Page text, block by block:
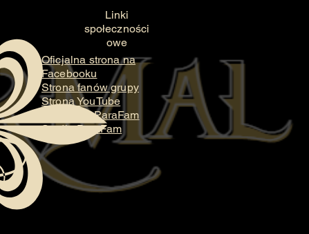
Linki
społeczności
owe
Oficjalna strona na
Facebooku
Strona fanów grupy
Strona YouTube
Rozrywka ParaFam
Studio ParaFam